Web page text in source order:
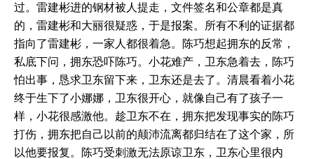
过。雷建彬进的钢材被人提走，文件签名和公章都是真
的，雷建彬和大丽很疑惑，于是报案。所有不利的证据都
指向了雷建彬，一家人都很着急。陈巧想起拥东的反常，
私底下问，拥东恐吓陈巧。小花难产，卫东急着去，陈巧
怕出事，恳求卫东留下来，卫东还是去了。清晨看着小花
终于生下了小娜娜，卫东很开心，就像自己有了孩子一
样，小花很感激他。趁卫东不在，拥东把发现事实的陈巧
打伤，拥东把自己以前的颠沛流离都归结在了这个家，所
以他要报复。陈巧受刺激无法原谅卫东，卫东心里很内